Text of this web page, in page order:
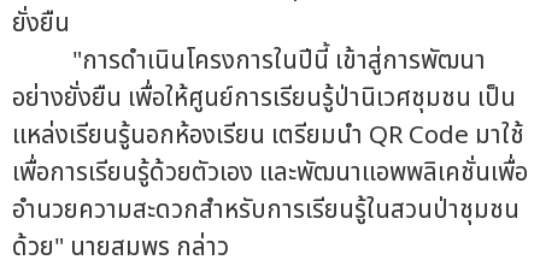
ยั่งยืน
"การดำเนินโครงการในปีนี้ เข้าสู่การพัฒนา
อย่างยั่งยืน เพื่อให้ศูนย์การเรียนรู้ป่านิเวศชุมชน เป็น
แหล่งเรียนรู้นอกห้องเรียน เตรียมนำ QR Code มาใช้
เพื่อการเรียนรู้ด้วยตัวเอง และพัฒนาแอพพลิเคชั่นเพื่อ
อำนวยความสะดวกสำหรับการเรียนรู้ในสวนป่าชุมชน
ด้วย" นายสมพร กล่าว